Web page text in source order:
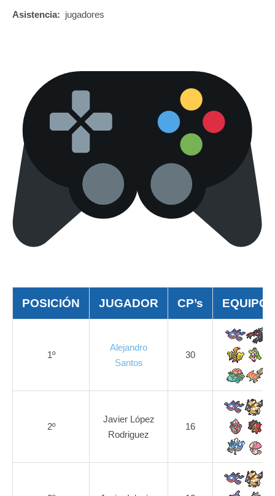
Asistencia: jugadores
POSICIÓN JUGADOR CP’s EQUIPO
1º
Alejandro
Santos
30
2º
Javier López
Rodriguez
16